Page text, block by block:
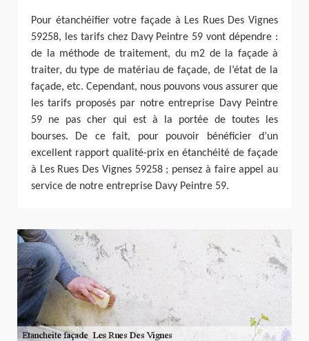
Pour étanchéifier votre façade à Les Rues Des Vignes
59258, les tarifs chez Davy Peintre 59 vont dépendre :
de la méthode de traitement, du m2 de la façade à
traiter, du type de matériau de façade, de l’état de la
façade, etc. Cependant, nous pouvons vous assurer que
les tarifs proposés par notre entreprise Davy Peintre
59 ne pas cher qui est à la portée de toutes les
bourses. De ce fait, pour pouvoir bénéficier d’un
excellent rapport qualité-prix en étanchéité de façade
à Les Rues Des Vignes 59258 ; pensez à faire appel au
service de notre entreprise Davy Peintre 59.